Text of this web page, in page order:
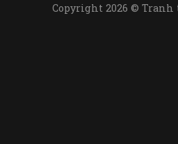
Copyright 2026 ©